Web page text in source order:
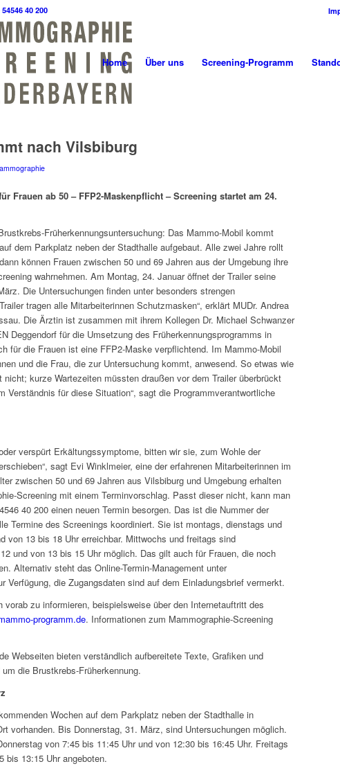
54546 40 200
Home Über uns Screening-Programm
nach Vilsbiburg
Frauen ab 50 – FFP2-Maskenpflicht – Screening startet am 24.
Früherkennungsuntersuchung: Das Mammo-Mobil kommt
dem Parkplatz neben der Stadthalle aufgebaut. Alle zwei Jahre rollt
können Frauen zwischen 50 und 69 Jahren aus der Umgebung ihre
wahrnehmen. Am Montag, 24. Januar öffnet der Trailer seine
Die Untersuchungen finden unter besonders strengen
tragen alle Mitarbeiterinnen Schutzmasken“, erklärt MUDr. Andrea
Die Ärztin ist zusammen mit ihrem Kollegen Dr. Michael Schwanzer
Deggendorf für die Umsetzung des Früherkennungsprogramms in
für die Frauen ist eine FFP2-Maske verpflichtend. Im Mammo-Mobil
und die Frau, die zur Untersuchung kommt, anwesend. So etwas wie
kurze Wartezeiten müssten draußen vor dem Trailer überbrückt
Verständnis für diese Situation“, sagt die Programmverantwortliche
verspürt Erkältungssymptome, bitten wir sie, zum Wohle der
sagt Evi Winklmeier, eine der erfahrenen Mitarbeiterinnen im
zwischen 50 und 69 Jahren aus Vilsbiburg und Umgebung erhalten
Screening mit einem Terminvorschlag. Passt dieser nicht, kann man
40 200 einen neuen Termin besorgen. Das ist die Nummer der
Termine des Screenings koordiniert. Sie ist montags, dienstags und
von 13 bis 18 Uhr erreichbar. Mittwochs und freitags sind
und von 13 bis 15 Uhr möglich. Das gilt auch für Frauen, die noch
Alternativ steht das Online-Termin-Management unter
Verfügung, die Zugangsdaten sind auf dem Einladungsbrief vermerkt.
zu informieren, beispielsweise über den Internetauftritt des
programm.de. Informationen zum Mammographie-Screening
Webseiten bieten verständlich aufbereitete Texte, Grafiken und
die Brustkrebs-Früherkennung.
Wochen auf dem Parkplatz neben der Stadthalle in
vorhanden. Bis Donnerstag, 31. März, sind Untersuchungen möglich.
von 7:45 bis 11:45 Uhr und von 12:30 bis 16:45 Uhr. Freitags
bis 13:15 Uhr angeboten.